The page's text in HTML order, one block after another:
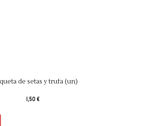
de setas y trufa (un)
1,50 €